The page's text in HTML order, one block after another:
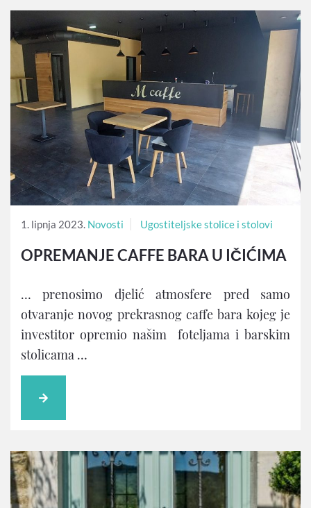
1. lipnja 2023. Novosti Ugostiteljske stolice i stolovi
OPREMANJE CAFFE BARA U IČIĆIMA
… prenosimo djelić atmosfere pred samo
otvaranje novog prekrasnog caffe bara kojeg je
investitor opremio našim foteljama i barskim
stolicama …